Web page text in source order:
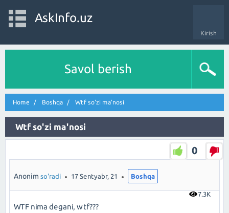
Kirish
AskInfo.uz
Savol berish
Home Boshqa Wtf so'zi ma'nosi
Wtf so'zi ma'nosi
0
7.3K
Anonim so'radi 17 Sentyabr, 21 Boshqa
WTF nima degani, wtf???